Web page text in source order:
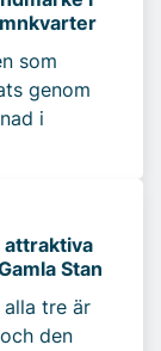
som
genom
i
attraktiva
Stan
alla tre är
den